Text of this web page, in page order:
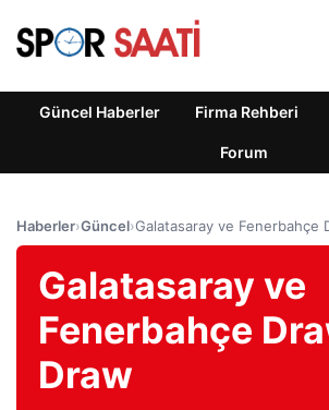
Güncel Haberler Firma Rehberi
Forum
Haberler›Güncel›Galatasaray ve Fenerbahçe
Galatasaray ve
Fenerbahçe
Draw